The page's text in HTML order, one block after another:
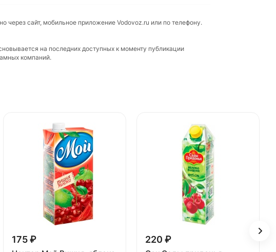
через сайт, мобильное приложение Vodovoz.ru или по телефону.
на последних доступных к моменту публикации
компаний.
175 ₽ 220 ₽